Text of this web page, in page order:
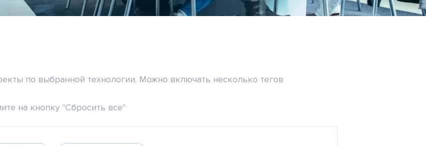
по выбранной технологии. Можно включать несколько тегов
на кнопку "Сбросить все"